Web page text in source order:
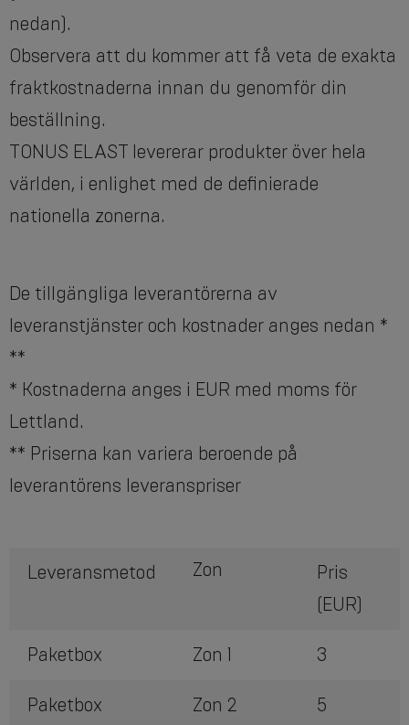
nedan).
Observera att du kommer att få veta de exakta
fraktkostnaderna innan du genomför din
beställning.
TONUS ELAST levererar produkter över hela
världen, i enlighet med de definierade
nationella zonerna.
De tillgängliga leverantörerna av
leveranstjänster och kostnader anges nedan *
**
* Kostnaderna anges i EUR med moms för
Lettland.
** Priserna kan variera beroende på
leverantörens leveranspriser
Leveransmetod Zon
Pris
(EUR)
Paketbox Zon 1 3
Paketbox Zon 2 5